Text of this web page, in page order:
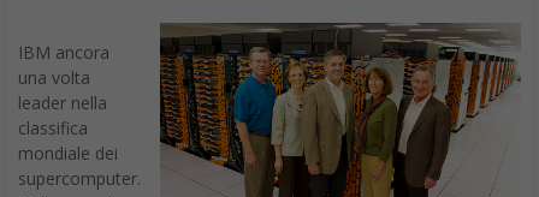
IBM ancora
una volta
leader nella
classifica
mondiale dei
supercomputer.